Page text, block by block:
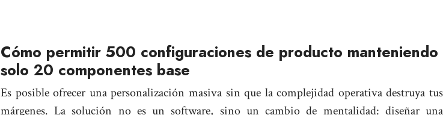
Cómo permitir 500 configuraciones de producto manteniendo
solo 20 componentes base
Es posible ofrecer una personalización masiva sin que la complejidad operativa destruya tus
márgenes. La solución no es un software, sino un cambio de mentalidad: diseñar una